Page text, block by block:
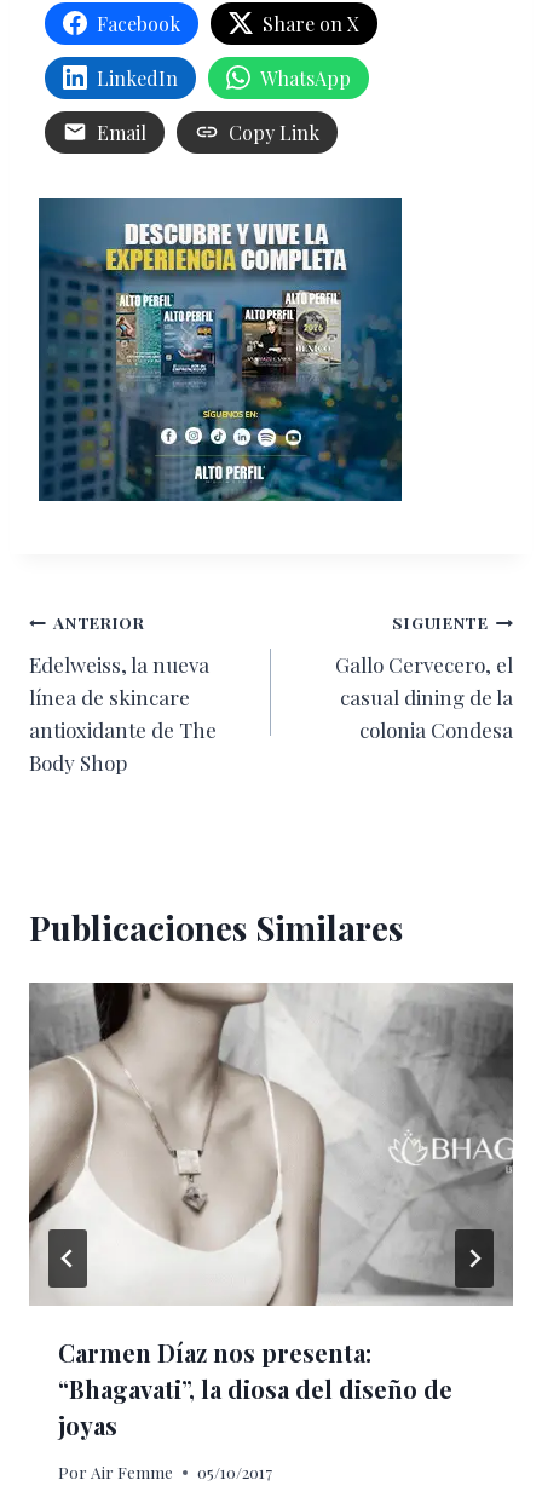
Facebook Share on X
LinkedIn WhatsApp
Email Copy Link
Navegación
de
entradas
ANTERIOR
Edelweiss, la nueva
línea de skincare
antioxidante de The
Body Shop
SIGUIENTE
Gallo Cervecero, el
casual dining de la
colonia Condesa
Publicaciones Similares
Carmen Díaz nos presenta:
“Bhagavati”, la diosa del diseño de
joyas
Por Air Femme 05/10/2017